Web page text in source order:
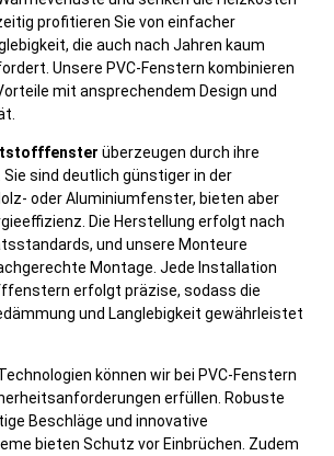
profitieren Sie von einfacher
die auch nach Jahren kaum
Unsere PVC-Fenstern kombinieren
mit ansprechendem Design und
überzeugen durch ihre
sind deutlich günstiger in der
oder Aluminiumfenster, bieten aber
Die Herstellung erfolgt nach
und unsere Monteure
Montage. Jede Installation
erfolgt präzise, sodass die
und Langlebigkeit gewährleistet
können wir bei PVC-Fenstern
erfüllen. Robuste
Beschläge und innovative
bieten Schutz vor Einbrüchen. Zudem